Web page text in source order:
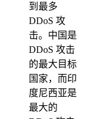
到最多
DDoS 攻
击。中国是
DDoS 攻击
的最大目标
国家，而印
度尼西亚是
最大的